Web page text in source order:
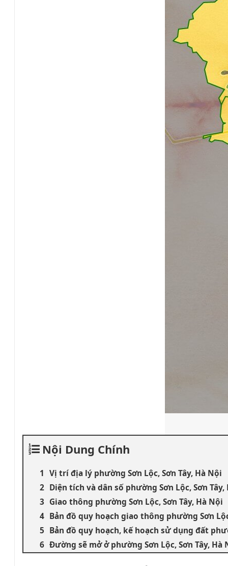
Nội Dung Chính
Vị trí địa lý phường Sơn Lộc, Sơn Tây, Hà Nội
Diện tích và dân số phường Sơn Lộc, Sơn Tây,
Giao thông phường Sơn Lộc, Sơn Tây, Hà Nội
Bản đồ quy hoạch giao thông phường Sơn
Bản đồ quy hoạch, kế hoạch sử dụng đất
Đường sẽ mở ở phường Sơn Lộc, Sơn Tây, Hà